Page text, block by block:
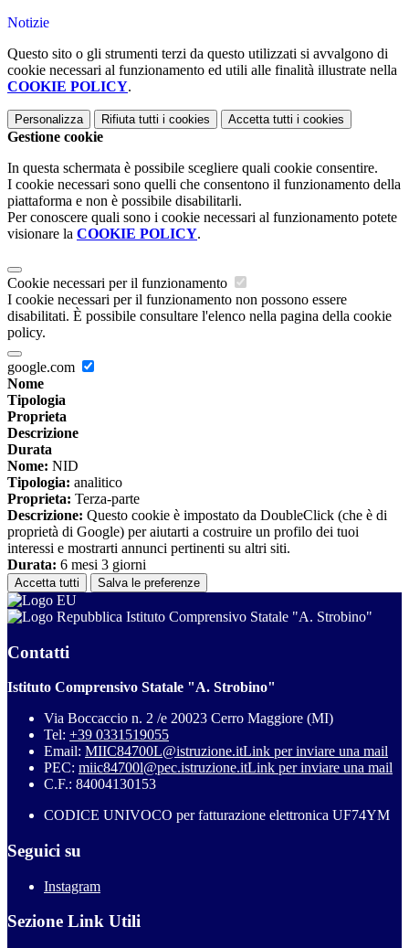
Notizie
Questo sito o gli strumenti terzi da questo utilizzati si avvalgono di
cookie necessari al funzionamento ed utili alle finalità illustrate nella
COOKIE POLICY.
Personalizza Rifiuta tutti i cookies Accetta tutti i cookies
Gestione cookie
In questa schermata è possibile scegliere quali cookie consentire.
I cookie necessari sono quelli che consentono il funzionamento della
piattaforma e non è possibile disabilitarli.
Per conoscere quali sono i cookie necessari al funzionamento potete
visionare la COOKIE POLICY.
Cookie necessari per il funzionamento
I cookie necessari per il funzionamento non possono essere
disabilitati. È possibile consultare l'elenco nella pagina della cookie
policy.
google.com
Nome
Tipologia
Proprieta
Descrizione
Durata
Nome: NID
Tipologia: analitico
Proprieta: Terza-parte
Descrizione: Questo cookie è impostato da DoubleClick (che è di
proprietà di Google) per aiutarti a costruire un profilo dei tuoi
interessi e mostrarti annunci pertinenti su altri siti.
Durata: 6 mesi 3 giorni
Accetta tutti Salva le preferenze
Istituto Comprensivo Statale "A. Strobino"
Contatti
Istituto Comprensivo Statale "A. Strobino"
Via Boccaccio n. 2 /e 20023 Cerro Maggiore (MI)
Tel: +39 0331519055
Email: MIIC84700L@istruzione.itLink per inviare una mail
PEC: miic84700l@pec.istruzione.itLink per inviare una mail
C.F.: 84004130153
CODICE UNIVOCO per fatturazione elettronica UF74YM
Seguici su
Instagram
Sezione Link Utili